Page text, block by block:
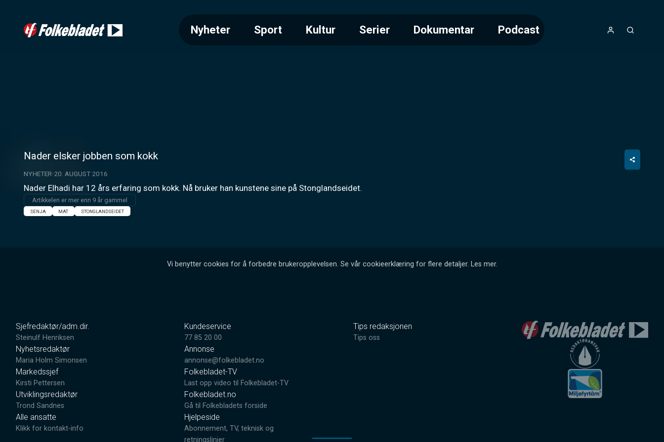
Nyheter Sport Kultur Serier Dokumentar Podcast
Nader elsker jobben som kokk
NYHETER 20. AUGUST 2016
Nader Elhadi har 12 års erfaring som kokk. Nå bruker han kunstene sine på Stonglandseidet.
Artikkelen er mer enn 9 år gammel
SENJA MAT STONGLANDSEIDET
Vi benytter cookies for å forbedre brukeropplevelsen. Se vår cookieerklæring for flere detaljer. Les mer.
Sjefredaktør/adm.dir.
Steinulf Henriksen
Nyhetsredaktør
Maria Holm Simonsen
Markedssjef
Kirsti Pettersen
Utviklingsredaktør
Trond Sandnes
Alle ansatte
Klikk for kontakt-info
Kundeservice
77 85 20 00
Annonse
annonse@folkebladet.no
Folkebladet-TV
Last opp video til Folkebladet-TV
Folkebladet.no
Gå til Folkebladets forside
Hjelpeside
Abonnement, TV, teknisk og
retningslinjer
Tips redaksjonen
Tips oss